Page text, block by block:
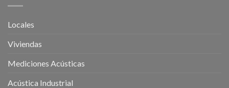
Locales
Viviendas
Mediciones Acústicas
Acústica Industrial